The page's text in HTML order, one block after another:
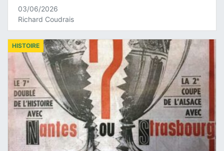
03/06/2026
Richard Coudrais
HISTOIRE